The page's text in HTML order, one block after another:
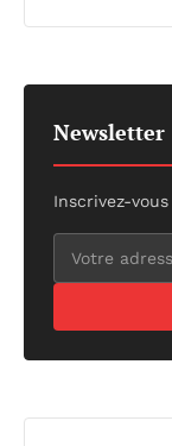
Newsletter
Inscrivez-